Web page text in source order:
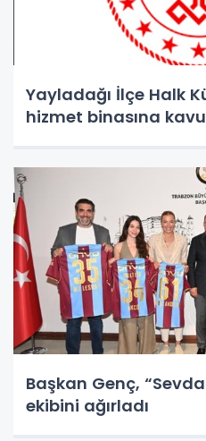
Yayladağı İlçe Halk
hizmet binasına
Başkan Genç,
ekibini ağırladı